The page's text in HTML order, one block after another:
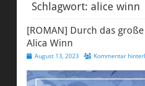
Schlagwort: alice winn
[ROMAN] Durch das
Alica Winn
Veröffentlicht
August 13, 2023 Kommentar